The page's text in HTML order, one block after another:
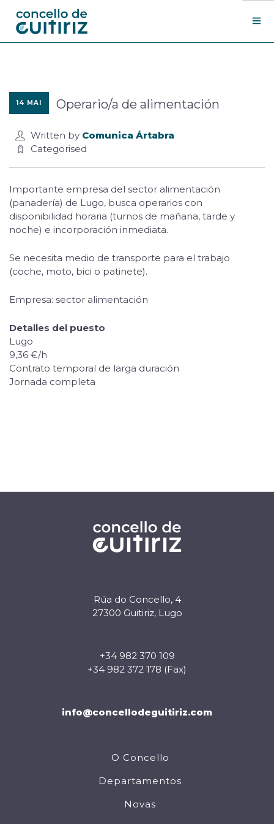
Departamentos
Novas
Sede electrónica
14 MAI Operario/a de alimentación
Written by Comunica Ártabra
Categorised
Importante empresa del sector alimentación
(panadería) de Lugo, busca operarios con
disponibilidad horaria (turnos de mañana, tarde y
noche) e incorporación inmediata.
Se necesita medio de transporte para el trabajo
(coche, moto, bici o patinete).
Empresa: sector alimentación
Detalles del puesto
Lugo
9,36 €/h
Contrato temporal de larga duración
Jornada completa
Rúa do Concello, 4
27300 Guitiriz, Lugo
+34 982 370 109
+34 982 372 178 (Fax)
info@concellodeguitiriz.com
O Concello
Departamentos
Novas